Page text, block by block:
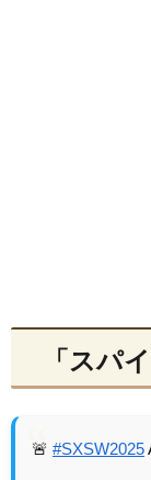
「スパ
🚨 #SXSW2025